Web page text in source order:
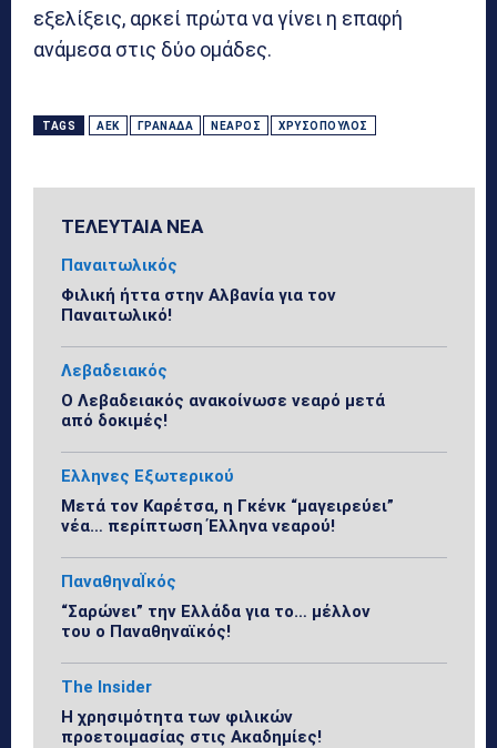
εξελίξεις, αρκεί πρώτα να γίνει η επαφή
ανάμεσα στις δύο ομάδες.
TAGS ΑΕΚ ΓΡΑΝΆΔΑ ΝΕΑΡΌΣ ΧΡΥΣΌΠΟΥΛΟΣ
ΤΕΛΕΥΤΑΙΑ ΝΕΑ
Παναιτωλικός
Φιλική ήττα στην Αλβανία για τον
Παναιτωλικό!
Λεβαδειακός
Ο Λεβαδειακός ανακοίνωσε νεαρό μετά
από δοκιμές!
Ελληνες Εξωτερικού
Μετά τον Καρέτσα, η Γκένκ “μαγειρεύει”
νέα… περίπτωση Έλληνα νεαρού!
ΠαναθηναΪκός
“Σαρώνει” την Ελλάδα για το… μέλλον
του ο Παναθηναϊκός!
The Insider
Η χρησιμότητα των φιλικών
προετοιμασίας στις Ακαδημίες!